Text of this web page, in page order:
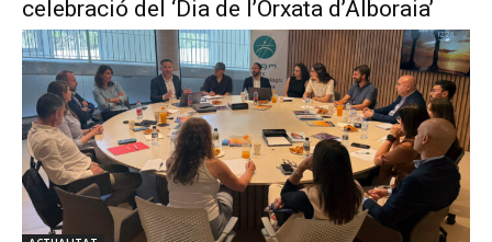
celebració del ‘Dia de l’Orxata d’Alboraia’